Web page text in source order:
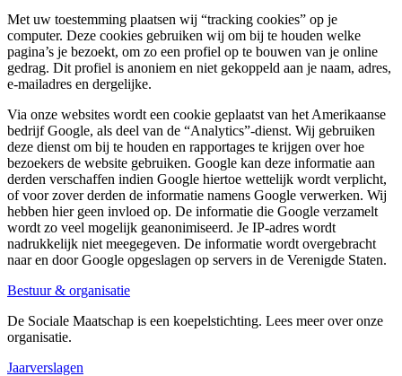
Met uw toestemming plaatsen wij “tracking cookies” op je
computer. Deze cookies gebruiken wij om bij te houden welke
pagina’s je bezoekt, om zo een profiel op te bouwen van je online
gedrag. Dit profiel is anoniem en niet gekoppeld aan je naam, adres,
e-mailadres en dergelijke.
Via onze websites wordt een cookie geplaatst van het Amerikaanse
bedrijf Google, als deel van de “Analytics”-dienst. Wij gebruiken
deze dienst om bij te houden en rapportages te krijgen over hoe
bezoekers de website gebruiken. Google kan deze informatie aan
derden verschaffen indien Google hiertoe wettelijk wordt verplicht,
of voor zover derden de informatie namens Google verwerken. Wij
hebben hier geen invloed op. De informatie die Google verzamelt
wordt zo veel mogelijk geanonimiseerd. Je IP-adres wordt
nadrukkelijk niet meegegeven. De informatie wordt overgebracht
naar en door Google opgeslagen op servers in de Verenigde Staten.
Bestuur & organisatie
De Sociale Maatschap is een koepelstichting. Lees meer over onze
organisatie.
Jaarverslagen